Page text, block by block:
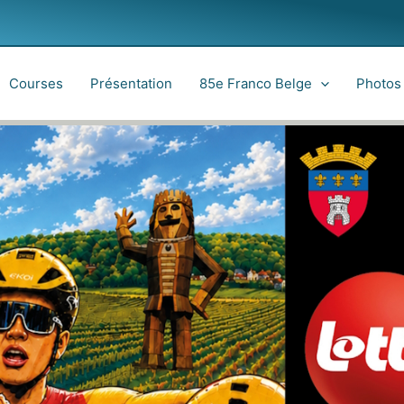
Courses Présentation 85e Franco Belge Photos